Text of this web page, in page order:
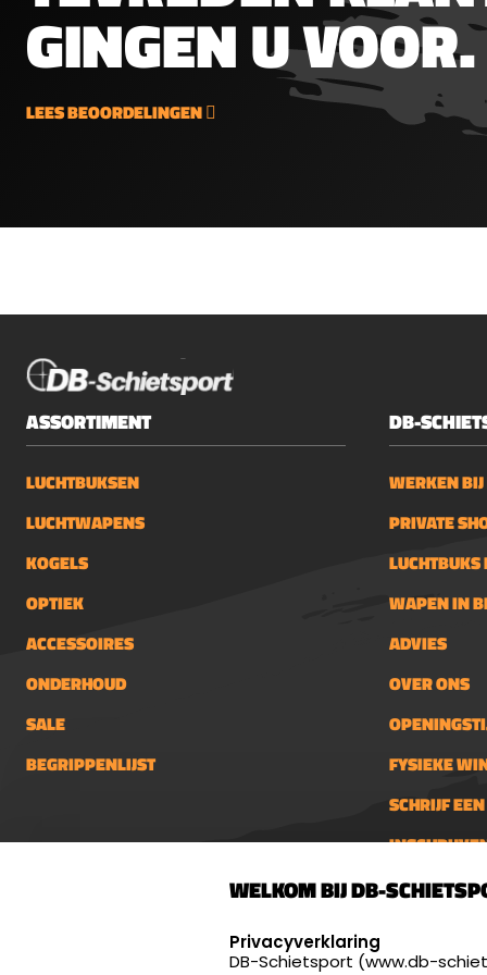
GINGEN U VOOR.
LEES BEOORDELINGEN
ASSORTIMENT
LUCHTBUKSEN
LUCHTWAPENS
KOGELS
OPTIEK
ACCESSOIRES
ONDERHOUD
SALE
BEGRIPPENLIJST
DB-
WERKEN
PRIVATE
LUCHTBUKS
WAPEN IN
ADVIES
OVER ONS
FYSIEKE
SCHRIJF
én 18:00
WELKOM BIJ DB-
SELECT LANGUAGE
Privacyverklaring
DB-Schietsport (www.db-